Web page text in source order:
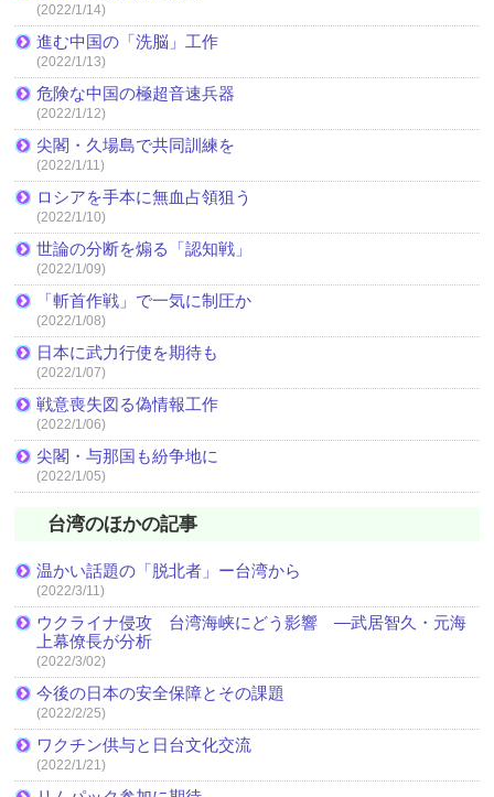
(2022/1/14)
進む中国の「洗脳」工作
(2022/1/13)
危険な中国の極超音速兵器
(2022/1/12)
尖閣・久場島で共同訓練を
(2022/1/11)
ロシアを手本に無血占領狙う
(2022/1/10)
世論の分断を煽る「認知戦」
(2022/1/09)
「斬首作戦」で一気に制圧か
(2022/1/08)
日本に武力行使を期待も
(2022/1/07)
戦意喪失図る偽情報工作
(2022/1/06)
尖閣・与那国も紛争地に
(2022/1/05)
台湾のほかの記事
温かい話題の「脱北者」ー台湾から
(2022/3/11)
ウクライナ侵攻 台湾海峡にどう影響 ―武居智久・元海
上幕僚長が分析
(2022/3/02)
今後の日本の安全保障とその課題
(2022/2/25)
ワクチン供与と日台文化交流
(2022/1/21)